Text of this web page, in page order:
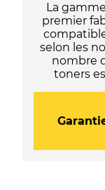
-
/
/
La
premier
selon les
nombre
toners